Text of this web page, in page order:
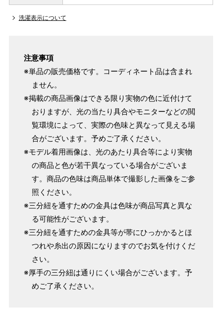
洗濯表示について
注意事項
※単品の販売価格です。コーディネート品は含まれ
ません。
※掲載の商品画像はできる限り実物の色に近付けて
おりますが、光の当たり具合やモニターなどの閲
覧環境によって、実際の色味と異なって見える場
合がございます。予めご了承ください。
※モデル着用画像は、光のあたり具合等により実物
の商品と色が若干異なっている場合がございま
す。商品の色味は商品単体で撮影した画像をご参
照ください。
※三分紐を通すための金具は色味が商品写真と異な
る可能性がございます。
※三分紐を通すための金具等が帯にひっかかるとほ
つれや糸出の原因になりますのでお気を付けくだ
さい。
※厚手の三分紐は通りにくい場合がございます。予
めご了承ください。